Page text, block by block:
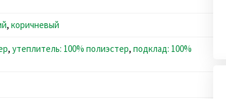
, коричневый
, утеплитель: 100% полиэстер, подклад: 100%